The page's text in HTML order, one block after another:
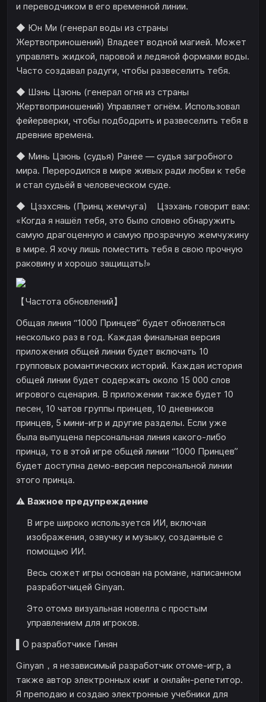
и переводчиком в его временной линии.
◆ Юн Ми (генерал воды из страны
Жертвоприношений) Владеет водной магией. Может
управлять жидкой, паровой и ледяной формами воды.
Часто создавал радуги, чтобы развеселить тебя.
◆ Шэнь Цзюнь (генерал огня из страны
Жертвоприношений) Управляет огнём. Использовал
фейерверки, чтобы подбодрить и развеселить тебя в
древние времена.
◆ Минь Цзюнь (судья) Ранее — судья загробного
мира. Переродился в мире живых ради любви к тебе
и стал судьёй в человеческом суде.
◆ Цзэхсянь (Принц жемчуга) Цзэхань говорит вам:
«Когда я нашёл тебя, это было словно обнаружить
самую драгоценную и самую прозрачную жемчужину
в мире. Я хочу лишь поместить тебя в свою прочную
раковину и хорошо защищать!»
【Частота обновлений】
Общая линия “1000 Принцев” будет обновляться
несколько раз в год. Каждая финальная версия
приложения общей линии будет включать 10
групповых романтических историй. Каждая история
общей линии будет содержать около 15 000 слов
игрового сценария. В приложении также будет 10
песен, 10 чатов группы принцев, 10 дневников
принцев, 5 мини-игр и другие разделы. Если уже
была выпущена персональная линия какого-либо
принца, то в этой игре общей линии “1000 Принцев”
будет доступна демо-версия персональной линии
этого принца.
⚠️ Важное предупреждение
В игре широко используется ИИ, включая
изображения, озвучку и музыку, созданные с
помощью ИИ.
Весь сюжет игры основан на романе, написанном
разработчицей Ginyan.
Это отомэ визуальная новелла с простым
управлением для игроков.
▌О разработчике Гинян
Ginyan，я независимый разработчик отоме-игр, а
также автор электронных книг и онлайн-репетитор.
Я преподаю и создаю электронные учебники для